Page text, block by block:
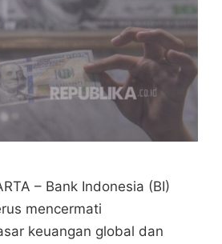
– Bank Indonesia (BI)
mencermati
keuangan global dan